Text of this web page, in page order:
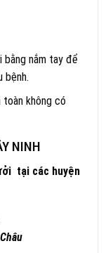
bằng nắm tay để
không có
NINH
tại các huyện